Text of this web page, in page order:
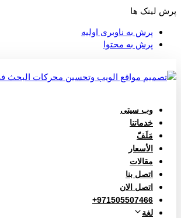
پرش لینک ها
پرش به ناوبری اولیه
پرش به محتوا
وب سیتی
خدماتنا
مَلَفّ
الأسعار
مقالات
اتصل بنا
اتصل الان
971505507466+
لغة